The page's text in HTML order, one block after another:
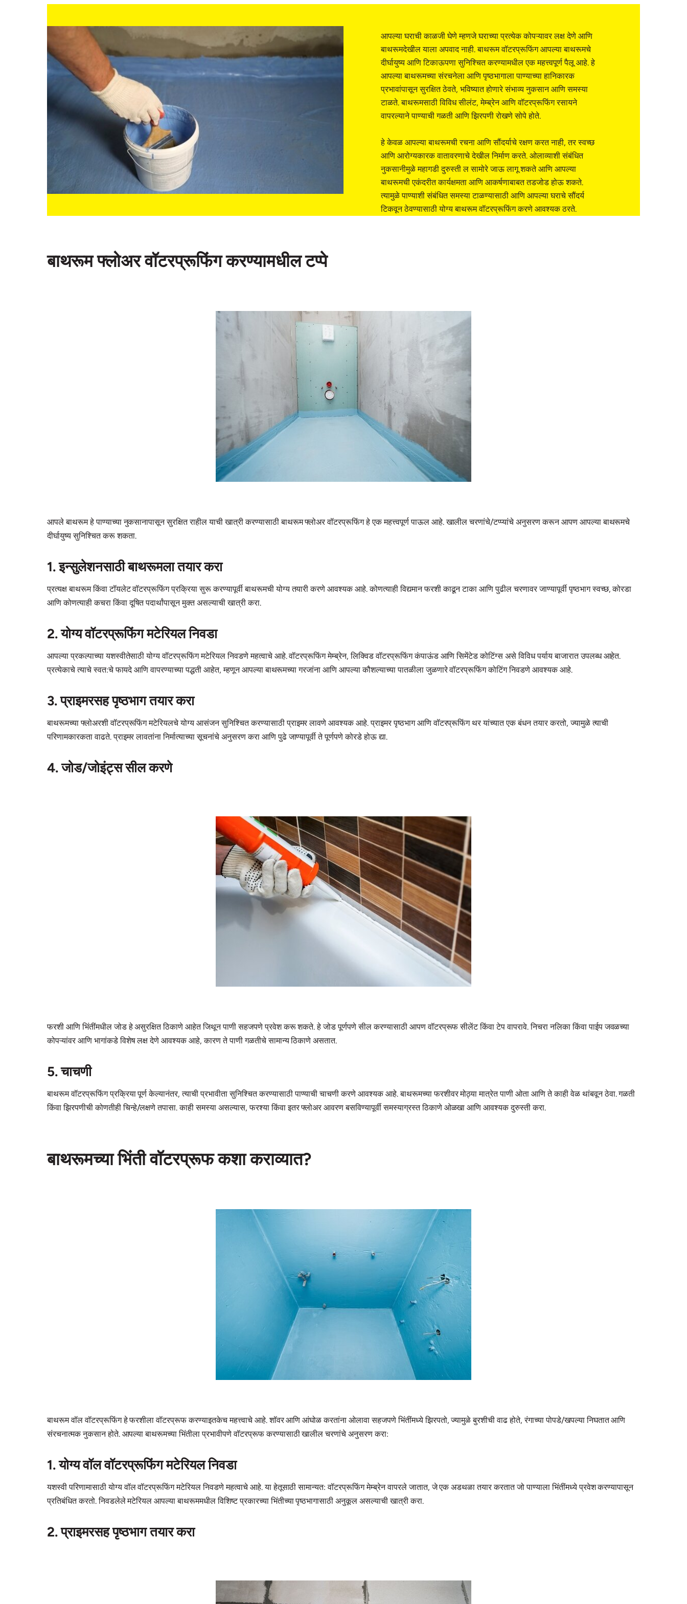
आपल्या घराची काळजी घेणे म्हणजे घराच्या प्रत्येक कोपऱ्यावर लक्ष देणे आणि
बाथरूमदेखील याला अपवाद नाही. बाथरूम वॉटरप्रूफिंग आपल्या बाथरूमचे
दीर्घायुष्य आणि टिकाऊपणा सुनिश्चित करण्यामधील एक महत्त्वपूर्ण पैलू आहे. हे
आपल्या बाथरूमच्या संरचनेला आणि पृष्ठभागाला पाण्याच्या हानिकारक
प्रभावांपासून सुरक्षित ठेवते, भविष्यात होणारे संभाव्य नुकसान आणि समस्या
टाळते. बाथरूमसाठी विविध सीलंट, मेम्ब्रेन आणि वॉटरप्रूफिंग रसायने
वापरल्याने पाण्याची गळती आणि झिरपणी रोखणे सोपे होते.
हे केवळ आपल्या बाथरूमची रचना आणि सौंदर्याचे रक्षण करत नाही, तर स्वच्छ
आणि आरोग्यकारक वातावरणाचे देखील निर्माण करते. ओलाव्याशी संबंधित
नुकसानीमुळे महागडी दुरुस्ती ल सामोरे जाऊ लागू शकते आणि आपल्या
बाथरूमची एकंदरीत कार्यक्षमता आणि आकर्षणाबाबत तडजोड होऊ शकते.
त्यामुळे पाण्याशी संबंधित समस्या टाळण्यासाठी आणि आपल्या घराचे सौंदर्य
टिकवून ठेवण्यासाठी योग्य बाथरूम वॉटरप्रूफिंग करणे आवश्यक ठरते.
बाथरूम फ्लोअर वॉटरप्रूफिंग करण्यामधील टप्पे
आपले बाथरूम हे पाण्याच्या नुकसानापासून सुरक्षित राहील याची खात्री करण्यासाठी बाथरूम फ्लोअर वॉटरप्रूफिंग हे एक महत्त्वपूर्ण पाऊल आहे. खालील चरणांचे/टप्प्यांचे अनुसरण करून आपण आपल्या बाथरूमचे
दीर्घायुष्य सुनिश्चित करू शकता.
1. इन्सुलेशनसाठी बाथरूमला तयार करा
प्रत्यक्ष बाथरूम किंवा टॉयलेट वॉटरप्रूफिंग प्रक्रिया सुरू करण्यापूर्वी बाथरूमची योग्य तयारी करणे आवश्यक आहे. कोणत्याही विद्यमान फरशी काढून टाका आणि पुढील चरणावर जाण्यापूर्वी पृष्ठभाग स्वच्छ, कोरडा
आणि कोणत्याही कचरा किंवा दूषित पदार्थांपासून मुक्त असल्याची खात्री करा.
2. योग्य वॉटरप्रूफिंग मटेरियल निवडा
आपल्या प्रकल्पाच्या यशस्वीतेसाठी योग्य वॉटरप्रूफिंग मटेरियल निवडणे महत्वाचे आहे. वॉटरप्रूफिंग मेम्ब्रेन, लिक्विड वॉटरप्रूफिंग कंपाऊंड आणि सिमेंटेड कोटिंग्स असे विविध पर्याय बाजारात उपलब्ध आहेत.
प्रत्येकाचे त्याचे स्वत:चे फायदे आणि वापरण्याच्या पद्धती आहेत, म्हणून आपल्या बाथरूमच्या गरजांना आणि आपल्या कौशल्याच्या पातळीला जुळणारे वॉटरप्रूफिंग कोटिंग निवडणे आवश्यक आहे.
3. प्राइमरसह पृष्ठभाग तयार करा
बाथरूमच्या फ्लोअरशी वॉटरप्रूफिंग मटेरियलचे योग्य आसंजन सुनिश्चित करण्यासाठी प्राइमर लावणे आवश्यक आहे. प्राइमर पृष्ठभाग आणि वॉटरप्रूफिंग थर यांच्यात एक बंधन तयार करतो, ज्यामुळे त्याची
परिणामकारकता वाढते. प्राइमर लावतांना निर्मात्याच्या सूचनांचे अनुसरण करा आणि पुढे जाण्यापूर्वी ते पूर्णपणे कोरडे होऊ द्या.
4. जोड/जोइंट्स सील करणे
फरशी आणि भिंतींमधील जोड हे असुरक्षित ठिकाणे आहेत जिथून पाणी सहजपणे प्रवेश करू शकते. हे जोड पूर्णपणे सील करण्यासाठी आपण वॉटरप्रूफ सीलेंट किंवा टेप वापरावे. निचरा नलिका किंवा पाईप जवळच्या
कोपऱ्यांवर आणि भागांकडे विशेष लक्ष देणे आवश्यक आहे, कारण ते पाणी गळतीचे सामान्य ठिकाणे असतात.
5. चाचणी
बाथरूम वॉटरप्रूफिंग प्रक्रिया पूर्ण केल्यानंतर, त्याची प्रभावीता सुनिश्चित करण्यासाठी पाण्याची चाचणी करणे आवश्यक आहे. बाथरूमच्या फरशीवर मोठ्या मात्रेत पाणी ओता आणि ते काही वेळ थांबवून ठेवा. गळती
किंवा झिरपणीची कोणतीही चिन्हे/लक्षणे तपासा. काही समस्या असल्यास, फरश्या किंवा इतर फ्लोअर आवरण बसविण्यापूर्वी समस्याग्रस्त ठिकाणे ओळखा आणि आवश्यक दुरुस्ती करा.
बाथरूमच्या भिंती वॉटरप्रूफ कशा कराव्यात?
बाथरूम वॉल वॉटरप्रूफिंग हे फरशीला वॉटरप्रूफ करण्याइतकेच महत्त्वाचे आहे. शॉवर आणि आंघोळ करतांना ओलावा सहजपणे भिंतींमध्ये झिरपतो, ज्यामुळे बुरशीची वाढ होते, रंगाच्या पोपडे/खपल्या निघतात आणि
संरचनात्मक नुकसान होते. आपल्या बाथरूमच्या भिंतीला प्रभावीपणे वॉटरप्रूफ करण्यासाठी खालील चरणांचे अनुसरण करा:
1. योग्य वॉल वॉटरप्रूफिंग मटेरियल निवडा
यशस्वी परिणामासाठी योग्य वॉल वॉटरप्रूफिंग मटेरियल निवडणे महत्वाचे आहे. या हेतूसाठी सामान्यत: वॉटरप्रूफिंग मेम्ब्रेन वापरले जातात, जे एक अडथळा तयार करतात जो पाण्याला भिंतींमध्ये प्रवेश करण्यापासून
प्रतिबंधित करतो. निवडलेले मटेरियल आपल्या बाथरूममधील विशिष्ट प्रकारच्या भिंतीच्या पृष्ठभागासाठी अनुकूल असल्याची खात्री करा.
2. प्राइमरसह पृष्ठभाग तयार करा